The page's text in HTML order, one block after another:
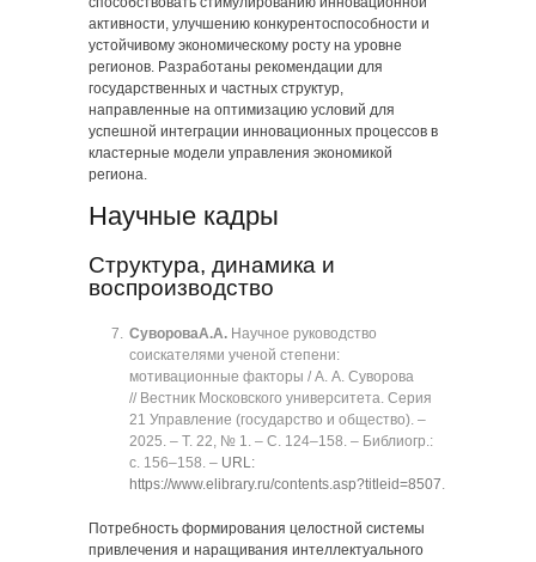
активности, улучшению конкурентоспособности и
устойчивому экономическому росту на уровне
регионов. Разработаны рекомендации для
государственных и частных структур,
направленные на оптимизацию условий для
успешной интеграции инновационных процессов в
кластерные модели управления экономикой
региона.
Научные кадры
Структура, динамика и
воспроизводство
СувороваА.А. Научное руководство
соискателями ученой степени:
мотивационные факторы / А. А. Суворова
// Вестник Московского университета. Серия
21 Управление (государство и общество). ‒
2025. ‒ Т. 22, № 1. ‒ C. 124‒158. ‒ Библиогр.:
с. 156‒158. ‒ URL:
https://www.elibrary.ru/contents.asp?titleid=8507.
Потребность формирования целостной системы
привлечения и наращивания интеллектуального